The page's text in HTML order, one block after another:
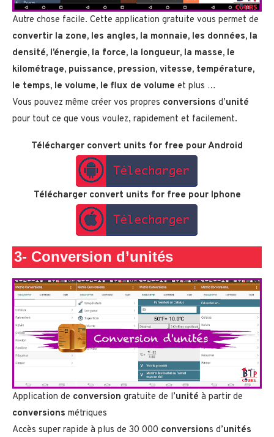
Autre chose facile. Cette application gratuite vous permet de
convertir la zone, les angles, la monnaie, les données, la
densité, l’énergie, la force, la longueur, la masse, le
kilométrage, puissance, pression, vitesse, température,
le temps, le volume, le flux de volume et plus …
Vous pouvez même créer vos propres conversions d’unité
pour tout ce que vous voulez, rapidement et facilement.
Télécharger convert units for free pour Android
Télécharger convert units for free pour Iphone
3- Conversion d’unités
Application de conversion gratuite de l’unité à partir de
conversions métriques
Accès super rapide à plus de 30 000 conversions d’unités